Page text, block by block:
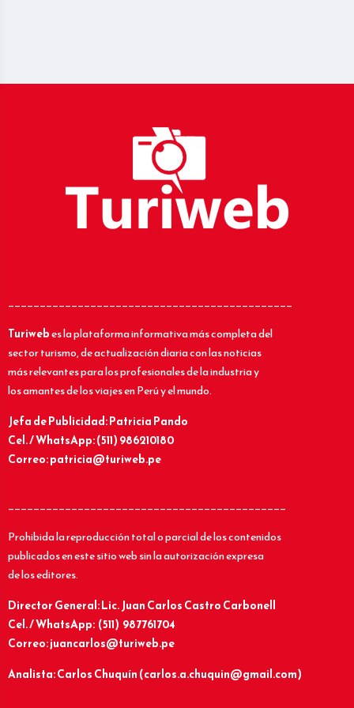
_____________________________________________
Turiwebes la plataforma informativa más completa del
sector turismo, de actualización diaria con las noticias
más relevantes para los profesionales de la industria y
los amantes de los viajes en Perú y el mundo.
Jefa de Publicidad: Patricia Pando
Cel. / WhatsApp: (511) 986210180
Correo: patricia@turiweb.pe
____________________________________________
Prohibida la reproducción total o parcial de los contenidos
publicados en este sitio web sin la autorización expresa
de los editores.
Director General: Lic.Juan Carlos Castro Carbonell
Cel. / WhatsApp: (511) 987761704
Correo: juancarlos@turiweb.pe
Analista: Carlos Chuquín (carlos.a.chuquin@gmail.com)